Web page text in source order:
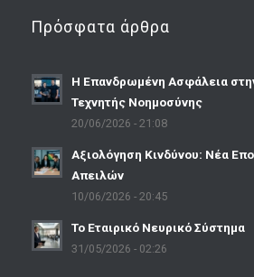
Πρόσφατα άρθρα
Η Επανδρωμένη Ασφάλεια
Τεχνητής Νοημοσύνης
20/06/2026 - 21:08
Αξιολόγηση Κινδύνου: Νέα
Απειλών
10/06/2026 - 20:45
Το Εταιρικό Νευρικό Σύστημα
31/05/2026 - 02:26